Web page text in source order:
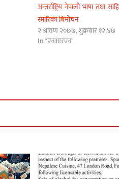
अन्तर्राष्ट्रिय नेपाली भाषा तथा
स्मारिका बिमोचन
२ श्रावण २०७७, शुक्रबार १२:४७
In "एनआरएन"